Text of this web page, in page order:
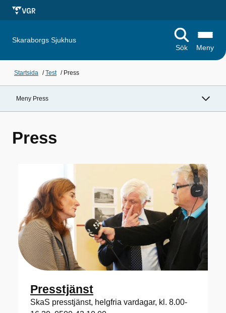
Skaraborgs Sjukhus
Sök
Meny
Startsida /Test / Press
Meny Press
Press
Presstjänst
SkaS presstjänst, helgfria vardagar, kl. 8.00-